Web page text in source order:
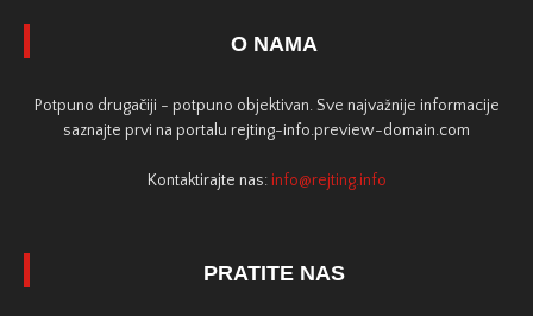
O NAMA
Potpuno drugačiji - potpuno objektivan. Sve najvažnije informacije
saznajte prvi na portalu rejting-info.preview-domain.com
Kontaktirajte nas: info@rejting.info
PRATITE NAS